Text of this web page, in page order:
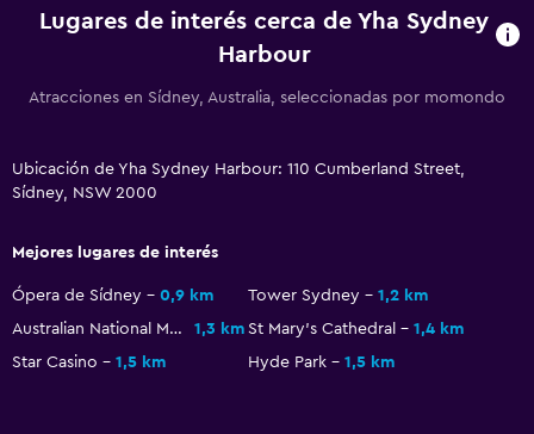
Perchero
Botiquín de primeros auxilios
Cámaras CCTV en el exterior
Seguridad las 24 horas
Sistema de entretenimiento
Lugares de interés cerca de Yha Sydney
Harbour
Atracciones en Sídney, Australia, seleccionadas por momondo
Ubicación de Yha Sydney Harbour: 110 Cumberland Street,
Sídney, NSW 2000
Mejores lugares de interés
Ópera de Sídney 0,9 km Tower Sydney
1,2 km
Australian National Maritime Museum
1,3 km St Mary's Cathedral
1,4 km
Star Casino
1,5 km Hyde Park 1,5 km